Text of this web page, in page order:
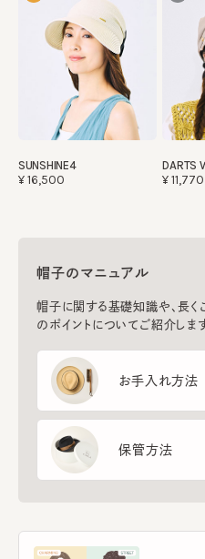
SUNSHINE4
¥16,500
DARTS
¥11,770
帽子のマニュアル
帽子に関する基礎知識や、長
のポイントについてご紹介します
お手入れ方法
保管方法